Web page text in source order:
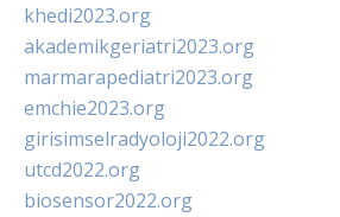
khedi2023.org
akademikgeriatri2023.org
marmarapediatri2023.org
emchie2023.org
girisimselradyoloji2022.org
utcd2022.org
biosensor2022.org